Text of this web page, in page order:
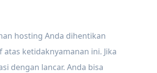
hosting Anda dihentikan
ketidaknyamanan ini. Jika
dengan lancar. Anda bisa